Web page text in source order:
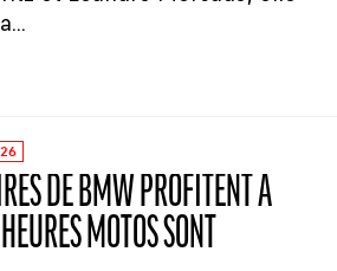
DE BMW PROFITENT À
MOTOS SONT